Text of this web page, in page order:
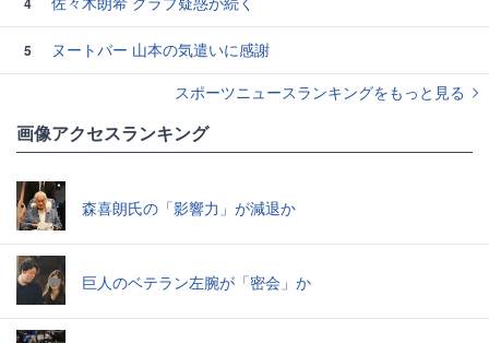
5
ヌートバー 山本の気遣いに感謝
スポーツニュースランキングをもっと見る
画像アクセスランキング
森喜朗氏の「影響力」が減退か
巨人のベテラン左腕が「密会」か